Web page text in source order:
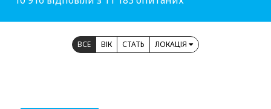
ВСЕ ВІК СТАТЬ ЛОКАЦІЯ